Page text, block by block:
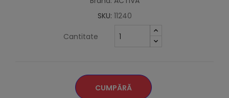
SKU: 11240
Cantitate
CUMPĂRĂ